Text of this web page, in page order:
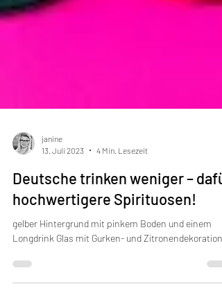
13. Juli 2023
4 Min. Lesezeit
Deutsche trinken weniger – dafür
hochwertigere Spirituosen!